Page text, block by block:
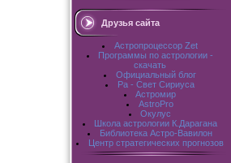
Друзья сайта
Астропроцессор Zet
Программы по астрологии -
скачать
Официальный блог
Pa - Свет Сириуса
Астромир
AstroPro
Окулус
Школа астрологии К.Дарагана
Библиотека Астро-Вавилон
Центр стратегических прогнозов